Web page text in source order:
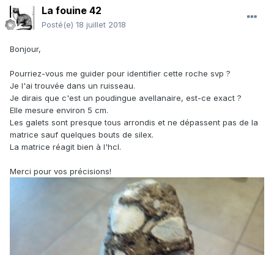
La fouine 42
Posté(e) 18 juillet 2018
Bonjour,
Pourriez-vous me guider pour identifier cette roche svp ?
Je l'ai trouvée dans un ruisseau.
Je dirais que c'est un poudingue avellanaire, est-ce exact ?
Elle mesure environ 5 cm.
Les galets sont presque tous arrondis et ne dépassent pas de la
matrice sauf quelques bouts de silex.
La matrice réagit bien à l'hcl.
Merci pour vos précisions!